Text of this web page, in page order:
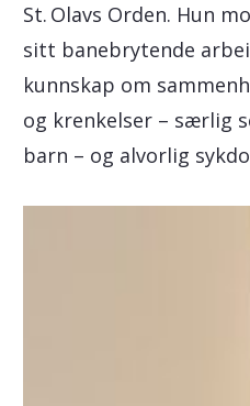
St. Olavs Orden. Hun
sitt banebrytende
kunnskap om
og krenkelser – særlig
barn – og alvorlig